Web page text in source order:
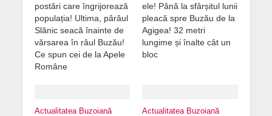
postări care îngrijorează
populația! Ultima, pârâul
Slănic seacă înainte de
vărsarea în râul Buzău!
Ce spun cei de la Apele
Române
ele! Până la sfârșitul lunii
pleacă spre Buzău de la
Agigea! 32 metri
lungime și înalte cât un
bloc
Actualitatea Buzoiană Actualitatea Buzoiană